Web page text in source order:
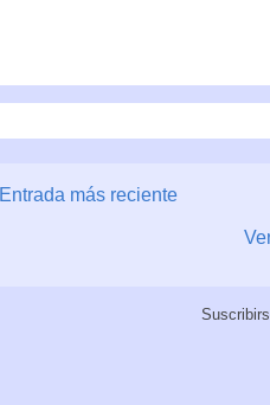
Entrada más reciente